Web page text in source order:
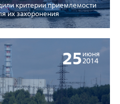
критерии приемлемости
их захоронения
25июня
2014